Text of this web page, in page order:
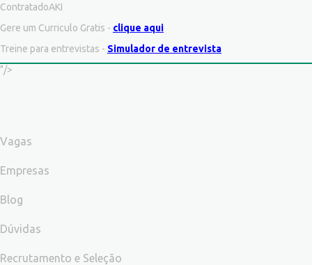
ContratadoAKI
Gere um Curriculo Gratis - clique aqui
Treine para entrevistas - Simulador de entrevista
"/>
Vagas
Empresas
Blog
Dúvidas
Recrutamento e Seleção